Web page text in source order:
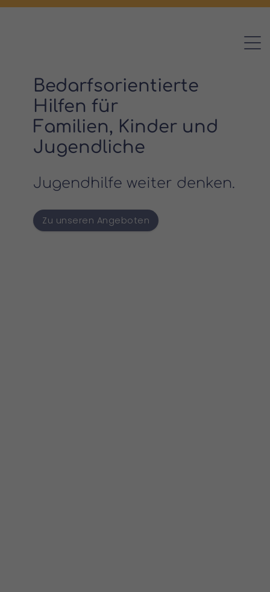
Bedarfsorientierte
Hilfen für
Familien, Kinder und
Jugendliche
Jugendhilfe weiter denken.
Zu unseren Angeboten